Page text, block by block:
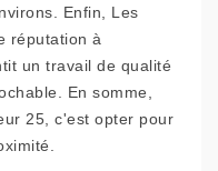
Enfin, Les
réputation à
un travail de qualité
En somme,
25, c'est opter pour